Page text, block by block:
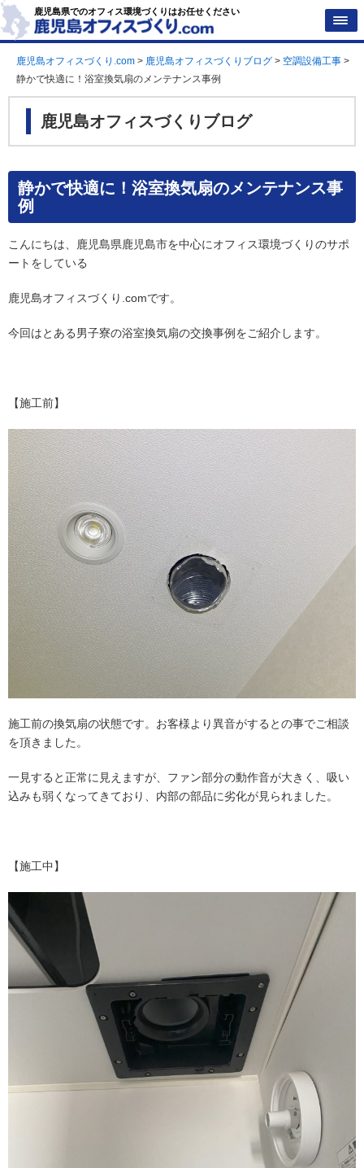
鹿児島県でのオフィス環境づくりはお任せください
鹿児島オフィスづくり.com > 鹿児島オフィスづくりブログ > 空調設備工事 >
静かで快適に！浴室換気扇のメンテナンス事例
鹿児島オフィスづくりブログ
静かで快適に！浴室換気扇のメンテナンス事
例
こんにちは、鹿児島県鹿児島市を中心にオフィス環境づくりのサポ
ートをしている
鹿児島オフィスづくり.comです。
今回はとある男子寮の浴室換気扇の交換事例をご紹介します。
【施工前】
施工前の換気扇の状態です。お客様より異音がするとの事でご相談
を頂きました。
一見すると正常に見えますが、ファン部分の動作音が大きく、吸い
込みも弱くなってきており、内部の部品に劣化が見られました。
【施工中】